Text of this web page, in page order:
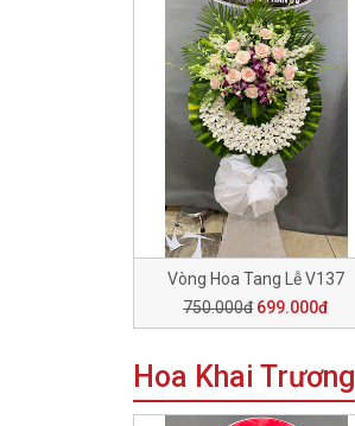
Vòng Hoa Tang Lễ V137
750.000đ 699.000đ
Hoa Khai Trương